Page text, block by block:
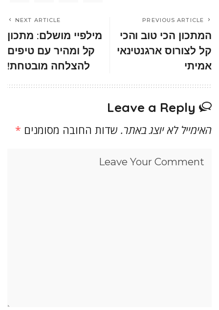
PREVIOUS ARTICLE
המתכון הכי טוב והכי
קל לצורוס ארגנטינאי
אמיתי
NEXT ARTICLE
מילפיי מושלם: מתכון
קל ומהיר עם טיפים
להצלחה מובטחת!
Leave a Reply
האימייל לא יוצג באתר. שדות החובה מסומנים *